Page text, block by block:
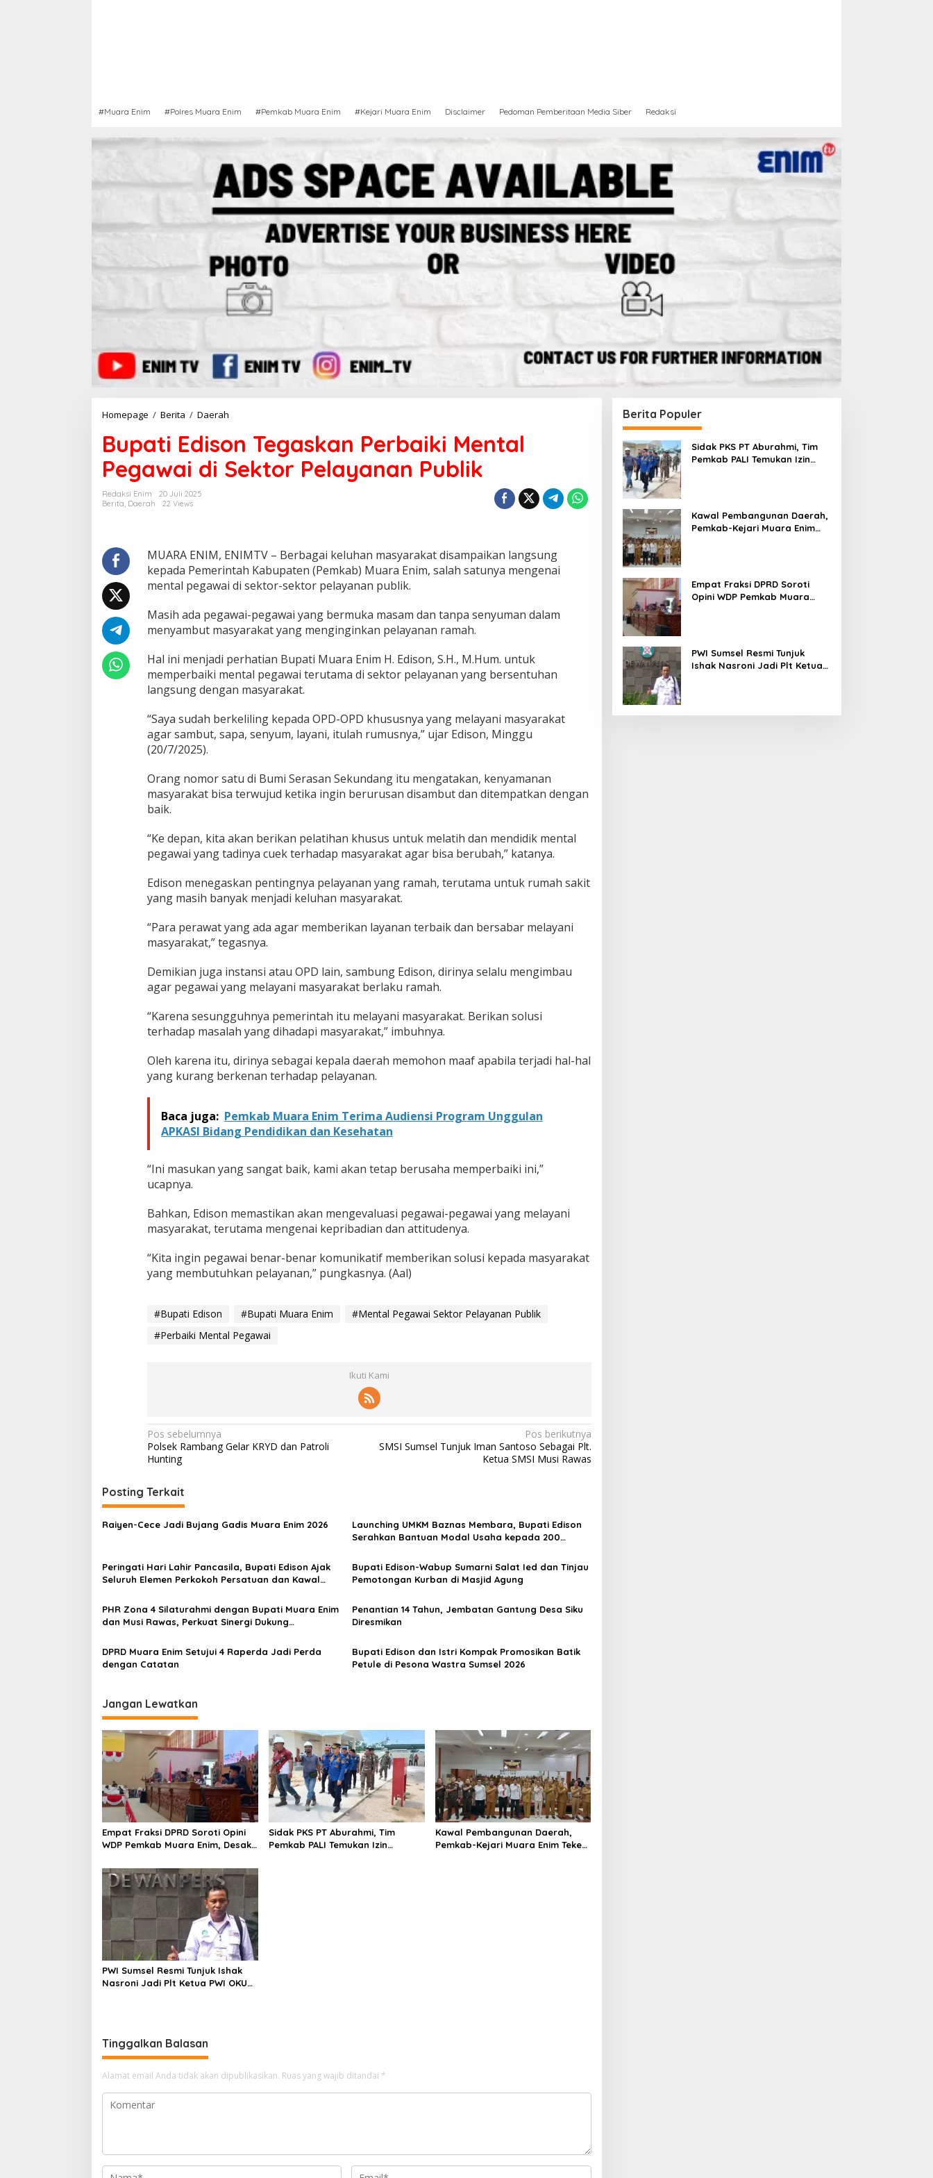
#Muara Enim #Polres Muara Enim #Pemkab Muara Enim #Kejari Muara Enim Disclaimer Pedoman Pemberitaan Media Siber Redaksi
Homepage / Berita / Daerah
p
a
t
i
n
T
e
g
s
k
a
P
e
r
a
k
e
n
t
P
e
a
w
a
d
i
S
k
t
r
P
e
a
y
a
n
P
b
l
Bupati Edison Tegaskan Perbaiki Mental
Pegawai di Sektor Pelayanan Publik
Redaksi Enim
20 Juli 2025
Berita Daerah 22 Views
MUARA ENIM, ENIMTV – Berbagai keluhan masyarakat disampaikan langsung
kepada Pemerintah Kabupaten (Pemkab) Muara Enim, salah satunya mengenai
mental pegawai di sektor-sektor pelayanan publik.
Masih ada pegawai-pegawai yang bermuka masam dan tanpa senyuman dalam
menyambut masyarakat yang menginginkan pelayanan ramah.
Hal ini menjadi perhatian Bupati Muara Enim H. Edison, S.H., M.Hum. untuk
memperbaiki mental pegawai terutama di sektor pelayanan yang bersentuhan
langsung dengan masyarakat.
“Saya sudah berkeliling kepada OPD-OPD khususnya yang melayani masyarakat
agar sambut, sapa, senyum, layani, itulah rumusnya,” ujar Edison, Minggu
(20/7/2025).
Orang nomor satu di Bumi Serasan Sekundang itu mengatakan, kenyamanan
masyarakat bisa terwujud ketika ingin berurusan disambut dan ditempatkan dengan
baik.
“Ke depan, kita akan berikan pelatihan khusus untuk melatih dan mendidik mental
pegawai yang tadinya cuek terhadap masyarakat agar bisa berubah,” katanya.
Edison menegaskan pentingnya pelayanan yang ramah, terutama untuk rumah sakit
yang masih banyak menjadi keluhan masyarakat.
“Para perawat yang ada agar memberikan layanan terbaik dan bersabar melayani
masyarakat,” tegasnya.
Demikian juga instansi atau OPD lain, sambung Edison, dirinya selalu mengimbau
agar pegawai yang melayani masyarakat berlaku ramah.
“Karena sesungguhnya pemerintah itu melayani masyarakat. Berikan solusi
terhadap masalah yang dihadapi masyarakat,” imbuhnya.
Oleh karena itu, dirinya sebagai kepala daerah memohon maaf apabila terjadi hal-hal
yang kurang berkenan terhadap pelayanan.
Baca juga: Pemkab Muara Enim Terima Audiensi Program Unggulan
APKASI Bidang Pendidikan dan Kesehatan
“Ini masukan yang sangat baik, kami akan tetap berusaha memperbaiki ini,”
ucapnya.
Bahkan, Edison memastikan akan mengevaluasi pegawai-pegawai yang melayani
masyarakat, terutama mengenai kepribadian dan attitudenya.
“Kita ingin pegawai benar-benar komunikatif memberikan solusi kepada masyarakat
yang membutuhkan pelayanan,” pungkasnya. (Aal)
#Bupati Edison #Bupati Muara Enim
#Mental Pegawai Sektor Pelayanan Publik
#Perbaiki Mental Pegawai
Ikuti Kami
N
a
i
g
a
i
o
s
Pos sebelumnya
Polsek Rambang Gelar KRYD dan Patroli
Hunting
Pos berikutnya
SMSI Sumsel Tunjuk Iman Santoso Sebagai Plt.
Ketua SMSI Musi Rawas
Posting Terkait
Raiyen-Cece Jadi Bujang Gadis Muara Enim 2026
Launching UMKM Baznas Membara, Bupati Edison
Serahkan Bantuan Modal Usaha kepada 200
Peringati Hari Lahir Pancasila, Bupati Edison Ajak
Seluruh Elemen Perkokoh Persatuan dan Kawal
Bupati Edison-Wabup Sumarni Salat Ied dan Tinjau
Pemotongan Kurban di Masjid Agung
PHR Zona 4 Silaturahmi dengan Bupati Muara Enim
dan Musi Rawas, Perkuat Sinergi Dukung
Penantian 14 Tahun, Jembatan Gantung Desa Siku
Diresmikan
DPRD Muara Enim Setujui 4 Raperda Jadi Perda
dengan Catatan
Bupati Edison dan Istri Kompak Promosikan Batik
Petule di Pesona Wastra Sumsel 2026
Jangan Lewatkan
Empat Fraksi DPRD Soroti Opini
WDP Pemkab Muara Enim, Desak
Sidak PKS PT Aburahmi, Tim
Pemkab PALI Temukan Izin
Kawal Pembangunan Daerah,
Pemkab-Kejari Muara Enim Teken
PWI Sumsel Resmi Tunjuk Ishak
Nasroni Jadi Plt Ketua PWI OKU
Tinggalkan Balasan
Alamat email Anda tidak akan dipublikasikan. Ruas yang wajib ditandai *
Berita Populer
Sidak PKS PT Aburahmi, Tim
Pemkab PALI Temukan Izin
Kawal Pembangunan Daerah,
Pemkab-Kejari Muara Enim
Empat Fraksi DPRD Soroti
Opini WDP Pemkab Muara
PWI Sumsel Resmi Tunjuk
Ishak Nasroni Jadi Plt Ketua